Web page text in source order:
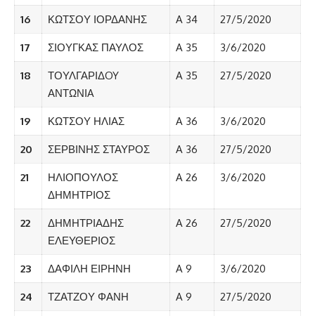
16 ΚΩΤΣΟΥ ΙΟΡΔΑΝΗΣ A 34 27/5/2020
17 ΣΙΟΥΓΚΑΣ ΠΑΥΛΟΣ A 35 3/6/2020
18
ΤΟΥΛΓΑΡΙΔOY
ΑΝΤΩΝΙA
A 35 27/5/2020
19 ΚΩΤΣΟΥ ΗΛΙΑΣ A 36 3/6/2020
20 ΣΕΡΒΙΝΗΣ ΣΤΑΥΡΟΣ A 36 27/5/2020
21
ΗΛΙΟΠΟΥΛΟΣ
ΔΗΜΗΤΡΙΟΣ
A 26 3/6/2020
22
ΔΗΜΗΤΡΙΑΔΗΣ
ΕΛΕΥΘΕΡΙΟΣ
A 26 27/5/2020
23 ΔΑΦΙΛΗ ΕΙΡΗΝΗ A 9 3/6/2020
24 ΤΖΑΤΖΟΥ ΦΑΝΗ A 9 27/5/2020